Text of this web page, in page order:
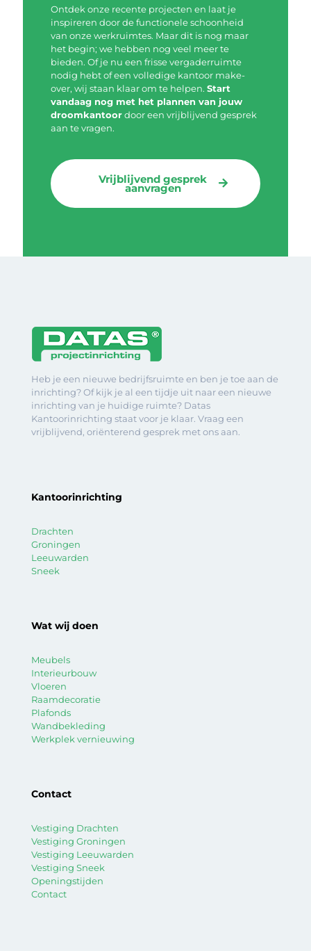
Ontdek onze recente projecten en laat je
inspireren door de functionele schoonheid
van onze werkruimtes. Maar dit is nog maar
het begin; we hebben nog veel meer te
bieden. Of je nu een frisse vergaderruimte
nodig hebt of een volledige kantoor make-
over, wij staan klaar om te helpen. Start
vandaag nog met het plannen van jouw
droomkantoordoor een vrijblijvend gesprek
aan te vragen.
Vrijblijvend gesprek
aanvragen
Heb je een nieuwe bedrijfsruimte en ben je toe aan de
inrichting? Of kijk je al een tijdje uit naar een nieuwe
inrichting van je huidige ruimte? Datas
Kantoorinrichting staat voor je klaar. Vraag een
vrijblijvend, oriënterend gesprek met ons aan.
Kantoorinrichting
Drachten
Groningen
Leeuwarden
Sneek
Wat wij doen
Meubels
Interieurbouw
Vloeren
Raamdecoratie
Plafonds
Wandbekleding
Werkplek vernieuwing
Contact
Vestiging Drachten
Vestiging Groningen
Vestiging Leeuwarden
Vestiging Sneek
Openingstijden
Contact